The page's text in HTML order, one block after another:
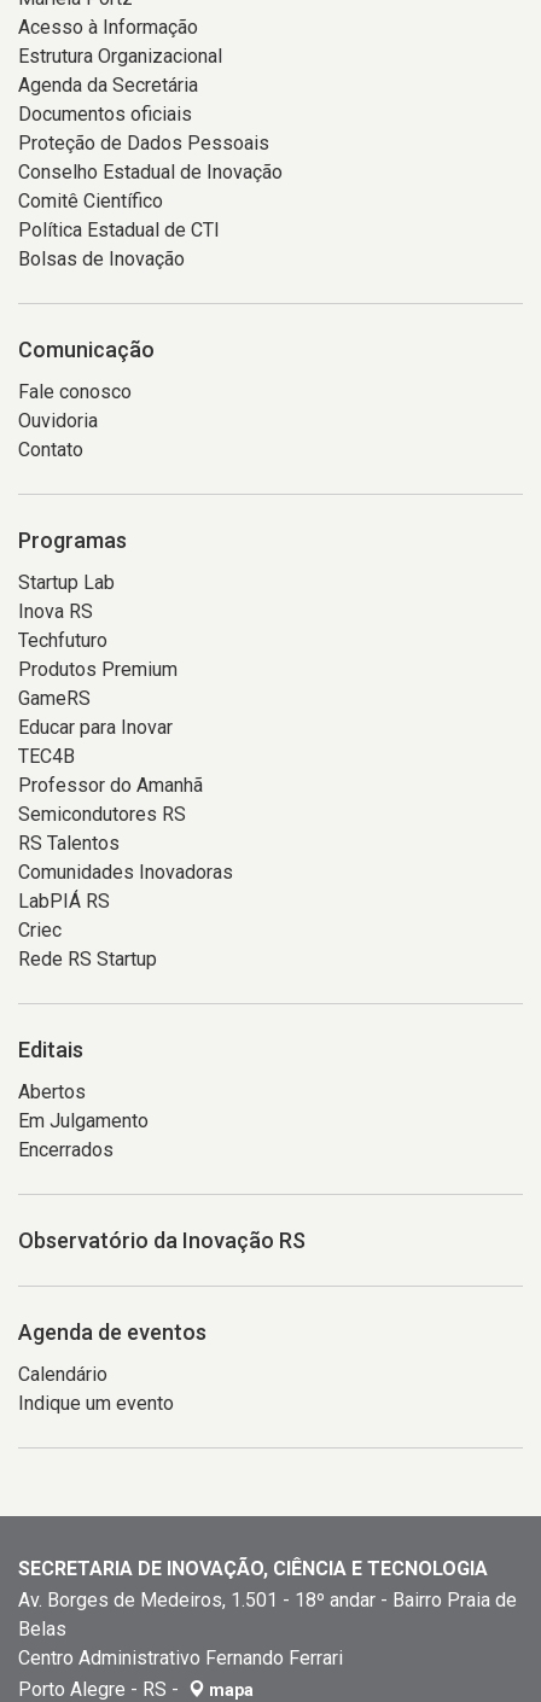
Acesso à Informação
Estrutura Organizacional
Agenda da Secretária
Documentos oficiais
Proteção de Dados Pessoais
Conselho Estadual de Inovação
Comitê Científico
Política Estadual de CTI
Bolsas de Inovação
Comunicação
Fale conosco
Ouvidoria
Contato
Programas
Startup Lab
Inova RS
Techfuturo
Produtos Premium
GameRS
Educar para Inovar
TEC4B
Professor do Amanhã
Semicondutores RS
RS Talentos
Comunidades Inovadoras
LabPIÁ RS
Criec
Rede RS Startup
Editais
Abertos
Em Julgamento
Encerrados
Observatório da Inovação RS
Agenda de eventos
Calendário
Indique um evento
SECRETARIA DE INOVAÇÃO, CIÊNCIA E TECNOLOGIA
Av. Borges de Medeiros, 1.501 - 18º andar - Bairro Praia de
Belas
Centro Administrativo Fernando Ferrari
Porto Alegre - RS -
mapa